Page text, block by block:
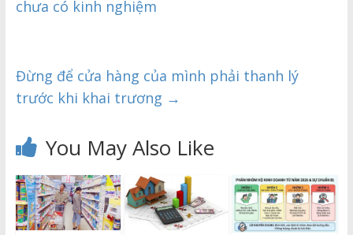
chưa có kinh nghiệm
Đừng để cửa hàng của mình phải thanh lý
trước khi khai trương →
You May Also Like